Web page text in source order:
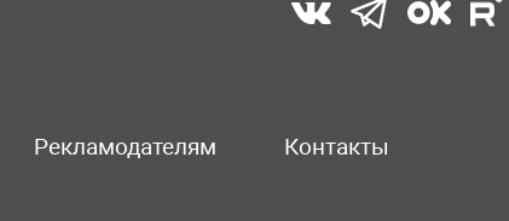
Рекламодателям Контакты